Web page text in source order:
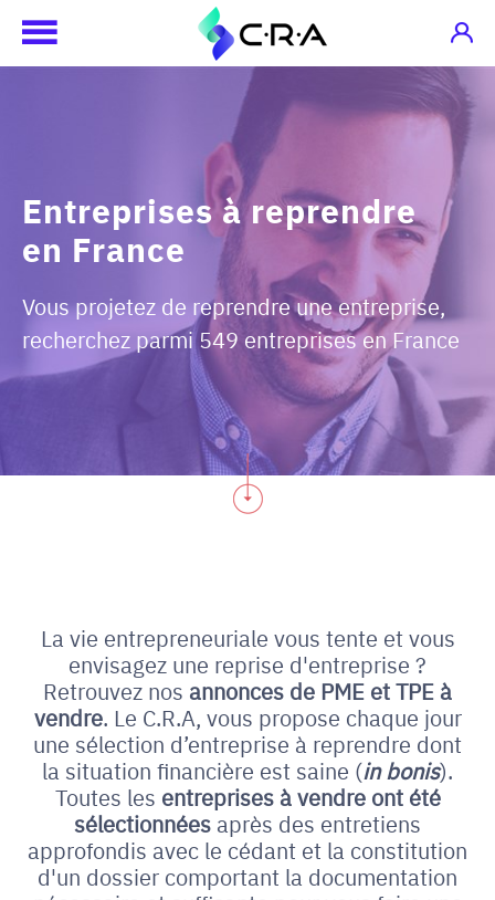
Entreprises à reprendre
en France
Vous projetez de reprendre une entreprise,
recherchez parmi 549 entreprises en France
La vie entrepreneuriale vous tente et vous
envisagez une reprise d'entreprise ?
Retrouvez nos annonces de PME etTPE à
vendre. Le C.R.A, vous propose chaque jour
une sélection d’entreprise à reprendre dont
la situation financière est saine (in bonis).
Toutes les entreprises à vendre ont été
sélectionnées après des entretiens
approfondis avec le cédant et la constitution
d'un dossier comportant la documentation